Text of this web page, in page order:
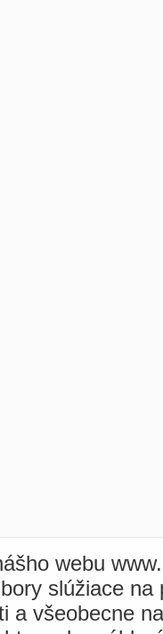
webu
slúžiace
a všeobecne